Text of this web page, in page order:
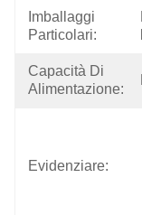
Imballaggi
Particolari:
Capacità Di
Alimentazione:
Evidenziare: